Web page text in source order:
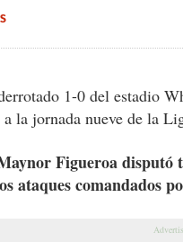
1-0 del estadio
la jornada nueve de la
Figueroa disputó
ataques comandados